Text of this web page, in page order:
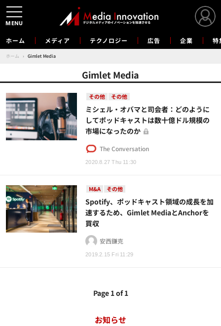
ホーム メディア テクノロジー 広告 企業 特
ホーム › Gimlet Media
Gimlet Media
その他 その他
2020.8.27 Thu 11:30
ミシェル・オバマと司会者：どのように
してポッドキャストは数十億ドル規模の
市場になったのか
The Conversation
M&A その他
2019.2.15 Fri 11:29
Spotify、ポッドキャスト領域の成長を加
速するため、Gimlet MediaとAnchorを
買収
安西鎌克
Page 1 of 1
お知らせ
MENU